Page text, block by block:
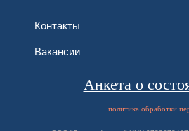
Контакты
Анкета о
политика обработки
Вакансии